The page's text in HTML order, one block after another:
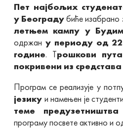
Пет најбољих
у Београдубиће изабрано
летњем кампу у
одржан у периоду од
године. Трошкови
покривени из средстава
Програм се реализује у
језику и намењен је
теме предузетништва
програму посвете активно и